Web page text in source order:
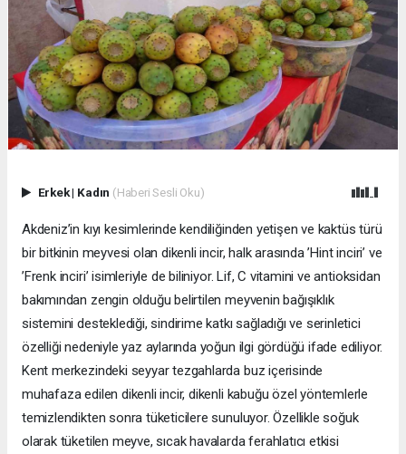
Erkek| Kadın (Haberi Sesli Oku)
Akdeniz’in kıyı kesimlerinde kendiliğinden yetişen ve kaktüs türü
bir bitkinin meyvesi olan dikenli incir, halk arasında ’Hint inciri’ ve
’Frenk inciri’ isimleriyle de biliniyor. Lif, C vitamini ve antioksidan
bakımından zengin olduğu belirtilen meyvenin bağışıklık
sistemini desteklediği, sindirime katkı sağladığı ve serinletici
özelliği nedeniyle yaz aylarında yoğun ilgi gördüğü ifade ediliyor.
Kent merkezindeki seyyar tezgahlarda buz içerisinde
muhafaza edilen dikenli incir, dikenli kabuğu özel yöntemlerle
temizlendikten sonra tüketicilere sunuluyor. Özellikle soğuk
olarak tüketilen meyve, sıcak havalarda ferahlatıcı etkisi